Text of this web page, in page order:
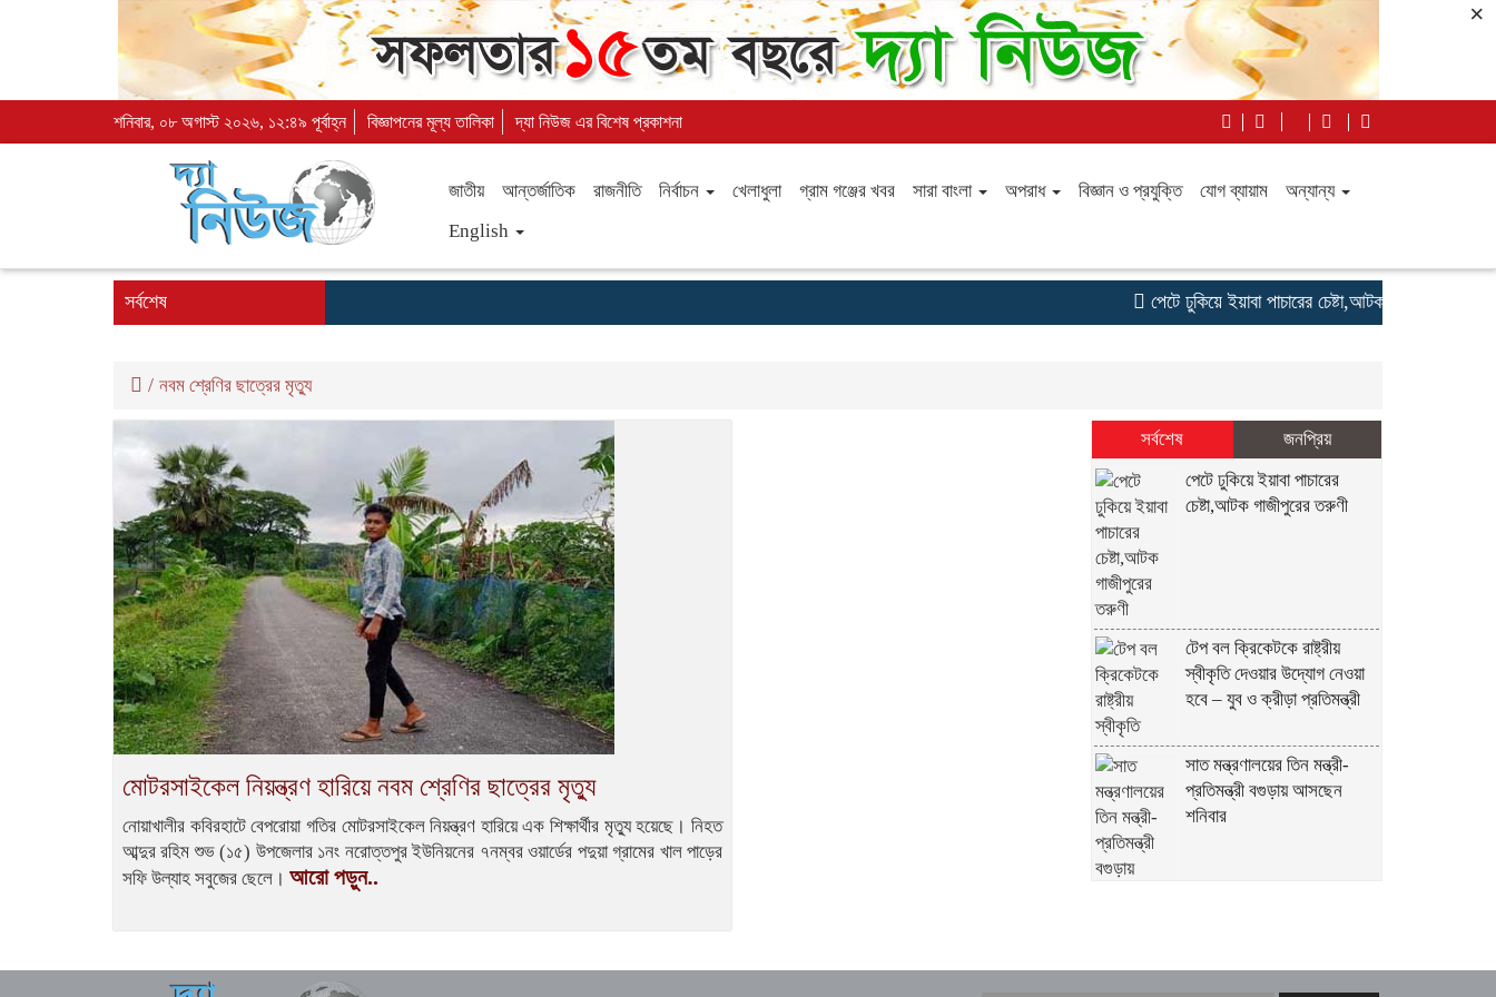
×
শনিবার, ০৮ অগাস্ট ২০২৬, ১২:৪৯ পূর্বাহ্ন বিজ্ঞাপনের মূল্য তালিকা দ্যা নিউজ এর বিশেষ প্রকাশনা
জাতীয় আন্তর্জাতিক রাজনীতি নির্বাচন খেলাধুলা গ্রাম গঞ্জের খবর সারা বাংলা অপরাধ বিজ্ঞান ও প্রযুক্তি যোগ ব্যায়াম
অন্যান্য
English
সর্বশেষ পেটে ঢুকিয়ে ইয়াবা পাচারের চেষ্টা,আটক গাজীপুরের তরুণী
/ নবম শ্রেণির ছাত্রের মৃত্যু
মোটরসাইকেল নিয়ন্ত্রণ হারিয়ে নবম শ্রেণির ছাত্রের মৃত্যু
নোয়াখালীর কবিরহাটে বেপরোয়া গতির মোটরসাইকেল নিয়ন্ত্রণ হারিয়ে এক শিক্ষার্থীর মৃত্যু হয়েছে। নিহত
আব্দুর রহিম শুভ (১৫) উপজেলার ১নং নরোত্তপুর ইউনিয়নের ৭নম্বর ওয়ার্ডের পদুয়া গ্রামের খাল পাড়ের
সফি উল্যাহ সবুজের ছেলে। আরো পড়ুন..
সর্বশেষ
জনপ্রিয়
পেটে ঢুকিয়ে ইয়াবা পাচারের
চেষ্টা,আটক গাজীপুরের তরুণী
টেপ বল ক্রিকেটকে রাষ্ট্রীয়
স্বীকৃতি দেওয়ার উদ্যোগ নেওয়া
হবে – যুব ও ক্রীড়া প্রতিমন্ত্রী
সাত মন্ত্রণালয়ের তিন মন্ত্রী-
প্রতিমন্ত্রী বগুড়ায় আসছেন
শনিবার